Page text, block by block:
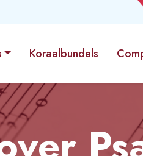
Koraalbundels